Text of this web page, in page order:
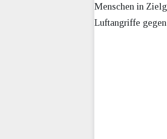
Menschen in
Luftangriffe